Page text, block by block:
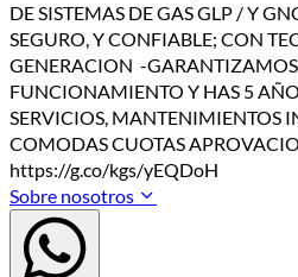
DE SISTEMAS DE GAS GLP / Y
SEGURO, Y CONFIABLE; CON
GENERACION -
FUNCIONAMIENTO Y HAS 5
SERVICIOS, MANTENIMIENTOS
COMODAS CUOTAS
https://g.co/kgs/yEQDoH
Sobre nosotros